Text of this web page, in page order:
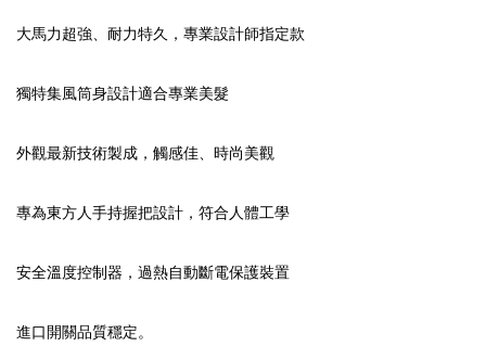
大馬力超強、耐力特久，專業設計師指定款
獨特集風筒身設計適合專業美髮
外觀最新技術製成，觸感佳、時尚美觀
專為東方人手持握把設計，符合人體工學
安全溫度控制器，過熱自動斷電保護裝置
進口開關品質穩定。